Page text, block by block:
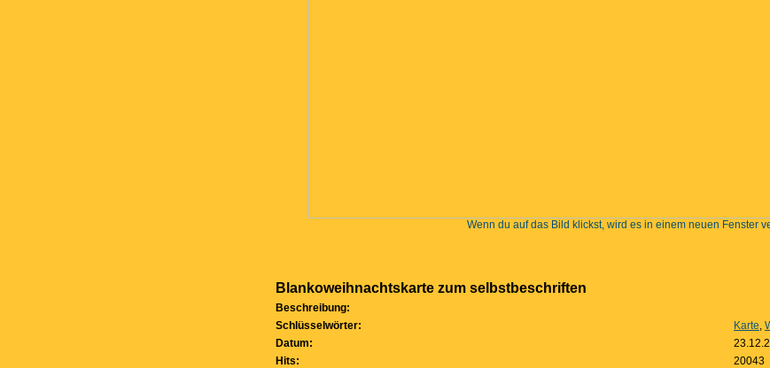
Wenn du auf das Bild klickst, wird es in einem neuen Fenster
Blankoweihnachtskarte zum selbstbeschriften
Beschreibung:
Schlüsselwörter:
Karte,
Datum:
Hits:
20043